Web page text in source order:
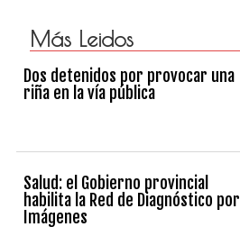
Más Leidos
Dos detenidos por provocar una
riña en la vía pública
Salud: el Gobierno provincial
habilita la Red de Diagnóstico por
Imágenes